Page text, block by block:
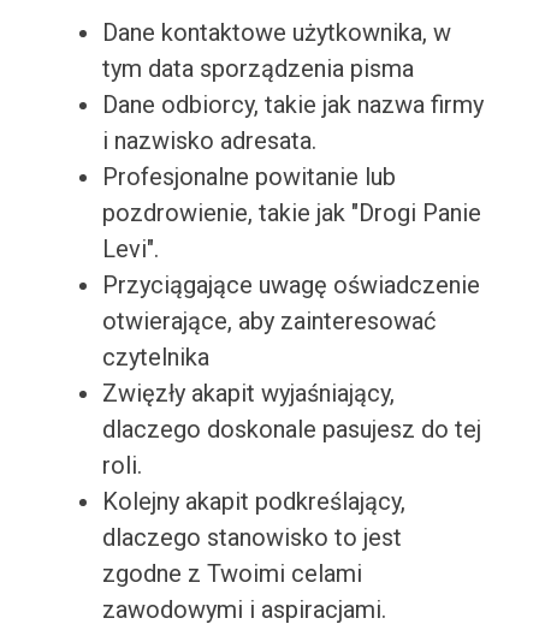
Dane kontaktowe użytkownika, w
tym data sporządzenia pisma
Dane odbiorcy, takie jak nazwa firmy
i nazwisko adresata.
Profesjonalne powitanie lub
pozdrowienie, takie jak "Drogi Panie
Levi".
Przyciągające uwagę oświadczenie
otwierające, aby zainteresować
czytelnika
Zwięzły akapit wyjaśniający,
dlaczego doskonale pasujesz do tej
roli.
Kolejny akapit podkreślający,
dlaczego stanowisko to jest
zgodne z Twoimi celami
zawodowymi i aspiracjami.